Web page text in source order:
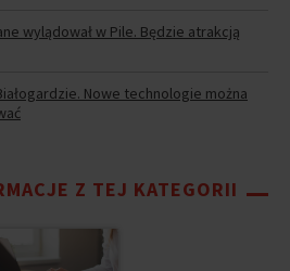
wylądował w Pile. Będzie atrakcją
Nowe technologie można
Z TEJ KATEGORII